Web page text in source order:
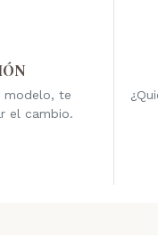
modelo, te
el cambio.